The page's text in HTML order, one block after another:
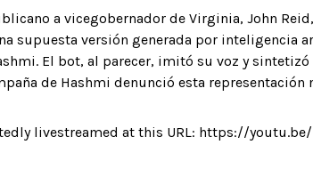
a vicegobernador de Virginia, John
supuesta versión generada por inteligencia
El bot, al parecer, imitó su voz y
de Hashmi denunció esta representación
livestreamed at this URL: https://youtu.be/